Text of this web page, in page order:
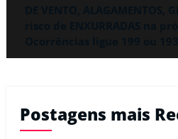
Postagens mais